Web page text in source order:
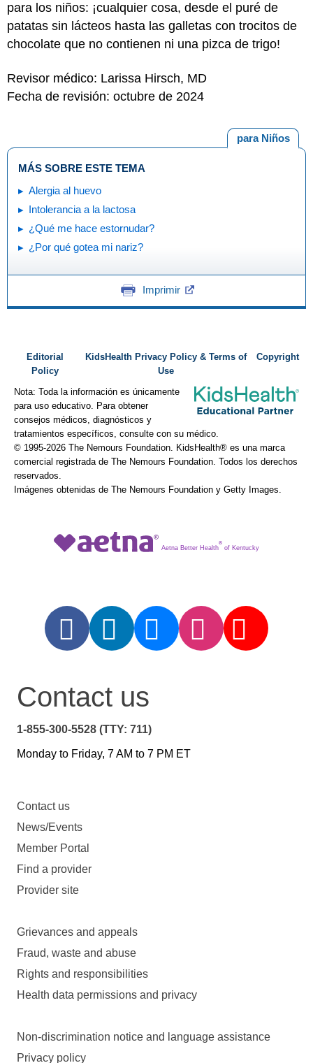
para los niños: ¡cualquier cosa, desde el puré de
patatas sin lácteos hasta las galletas con trocitos de
chocolate que no contienen ni una pizca de trigo!
Revisor médico: Larissa Hirsch, MD
Fecha de revisión: octubre de 2024
para Niños
MÁS SOBRE ESTE TEMA
Alergia al huevo
Intolerancia a la lactosa
¿Qué me hace estornudar?
¿Por qué gotea mi nariz?
Imprimir
Editorial
Policy
KidsHealth Privacy Policy & Terms of
Use
Copyright
Nota: Toda la información es únicamente
para uso educativo. Para obtener
consejos médicos, diagnósticos y
tratamientos específicos, consulte con su médico.
© 1995-2026 The Nemours Foundation. KidsHealth® es una marca
comercial registrada de The Nemours Foundation. Todos los derechos
reservados.
Imágenes obtenidas de The Nemours Foundation y Getty Images.
Aetna Better Health
®
of Kentucky
Contact us
1-855-300-5528 (TTY: 711)
Monday to Friday, 7 AM to 7 PM ET
Contact us
News/Events
Member Portal
Find a provider
Provider site
Grievances and appeals
Fraud, waste and abuse
Rights and responsibilities
Health data permissions and privacy
Non-discrimination notice and language assistance
Privacy policy